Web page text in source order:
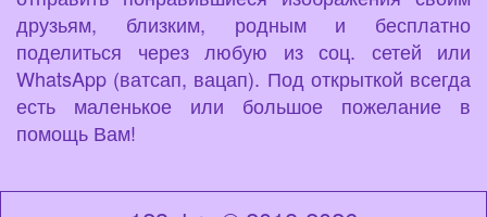
друзьям, близким, родным и бесплатно
поделиться через любую из соц. сетей или
WhatsApp (ватсап, вацап). Под открыткой всегда
есть маленькое или большое пожелание в
помощь Вам!